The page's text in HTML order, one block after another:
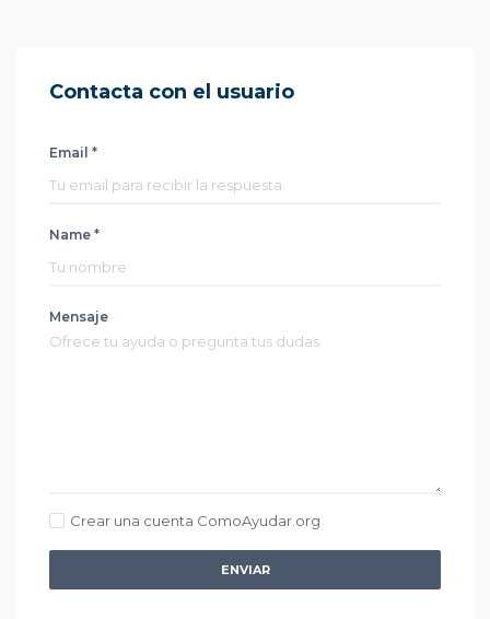
Contacta con el usuario
Email *
Name *
Mensaje
Crear una cuenta ComoAyudar.org
ENVIAR